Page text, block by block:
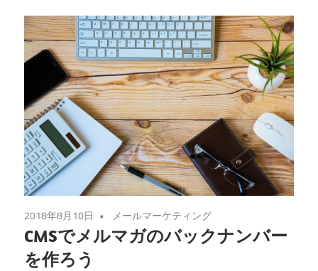
2018年8月10日 メールマーケティング
CMSでメルマガのバックナンバー
を作ろう